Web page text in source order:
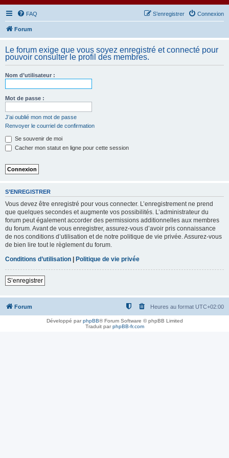
FAQ Connexion
S’enregistrer
Forum
Le forum exige que vous soyez enregistré et connecté pour
pouvoir consulter le profil des membres.
Nom d’utilisateur :
Mot de passe :
J’ai oublié mon mot de passe
Renvoyer le courriel de confirmation
Se souvenir de moi
Cacher mon statut en ligne pour cette session
S’ENREGISTRER
Vous devez être enregistré pour vous connecter. L’enregistrement ne prend
que quelques secondes et augmente vos possibilités. L’administrateur du
forum peut également accorder des permissions additionnelles aux membres
du forum. Avant de vous enregistrer, assurez-vous d’avoir pris connaissance
de nos conditions d’utilisation et de notre politique de vie privée. Assurez-vous
de bien lire tout le règlement du forum.
Conditions d’utilisation | Politique de vie privée
S’enregistrer
Forum Heures au format UTC+02:00
Développé parphpBB® Forum Software © phpBB Limited
Traduit parphpBB-fr.com